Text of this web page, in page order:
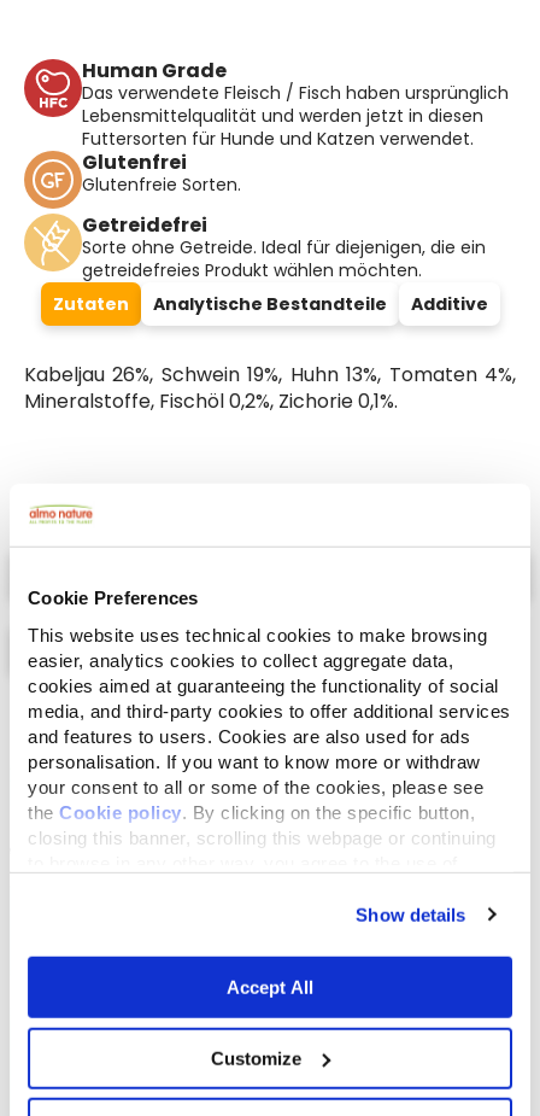
Cookie Preferences
This website uses technical cookies to make browsing
easier, analytics cookies to collect aggregate data,
cookies aimed at guaranteeing the functionality of social
media, and third-party cookies to offer additional services
and features to users. Cookies are also used for ads
personalisation. If you want to know more or withdraw
your consent to all or some of the cookies, please see
the Cookie policy . By clicking on the specific button,
closing this banner, scrolling this webpage or continuing
Show details
Accept All
Customize
Human Grade
Das verwendete Fleisch / Fisch haben ursprünglich
Lebensmittelqualität und werden jetzt in diesen
Futtersorten für Hunde und Katzen verwendet.
Glutenfrei
Glutenfreie Sorten.
Getreidefrei
Sorte ohne Getreide. Ideal für diejenigen, die ein
getreidefreies Produkt wählen möchten.
Zutaten
Analytische Bestandteile Additive
Kabeljau 26%, Schwein 19%, Huhn 13%, Tomaten 4%,
Mineralstoffe, Fischöl 0,2%, Zichorie 0,1%.
Liste Karte